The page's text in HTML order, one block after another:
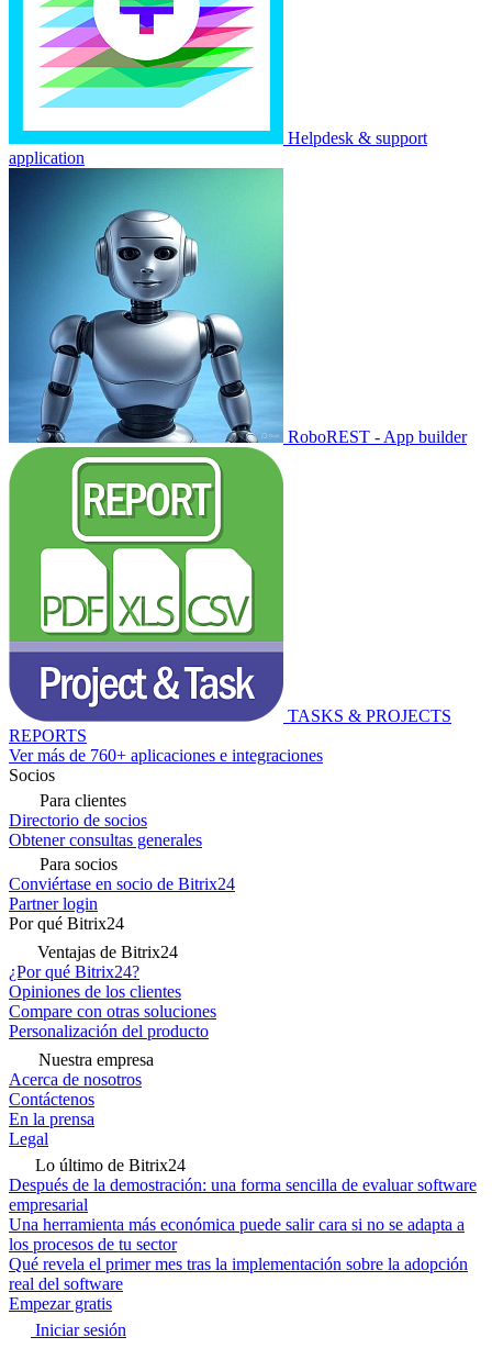
Helpdesk & support
application
RoboREST - App builder
TASKS & PROJECTS
REPORTS
Ver más de 760+ aplicaciones e integraciones
Socios
Para clientes
Directorio de socios
Obtener consultas generales
Para socios
Conviértase en socio de Bitrix24
Partner login
Por qué Bitrix24
Ventajas de Bitrix24
¿Por qué Bitrix24?
Opiniones de los clientes
Compare con otras soluciones
Personalización del producto
Nuestra empresa
Acerca de nosotros
Contáctenos
En la prensa
Legal
Lo último de Bitrix24
Después de la demostración: una forma sencilla de evaluar software
empresarial
Una herramienta más económica puede salir cara si no se adapta a
los procesos de tu sector
Qué revela el primer mes tras la implementación sobre la adopción
real del software
Empezar gratis
Iniciar sesión